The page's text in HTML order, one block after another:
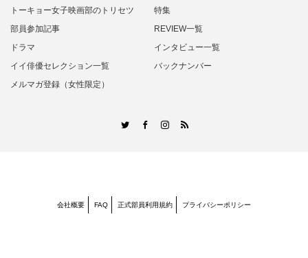
トーキョー女子映画部のトリセツ
特集
部員参加記事
REVIEW一覧
ドラマ
インタビュー一覧
イイ俳優セレクション一覧
バックナンバー
メルマガ登録（女性限定）
TwitterFacebookInstagram
RSS
会社概要 FAQ 正式部員利用規約 プライバシーポリシー